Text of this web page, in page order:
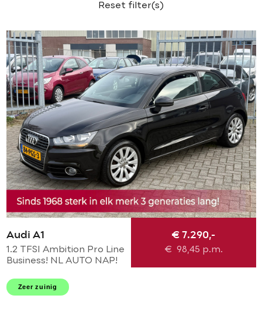
Reset filter(s)
Audi A1
1.2 TFSI Ambition Pro Line
Business! NL AUTO NAP!
AIRCO l MTF-STUUR l 16'
LMV! 1e eigenaar l TOP!
€ 7.290,-
€ 98,45 p.m.
Zeer zuinig